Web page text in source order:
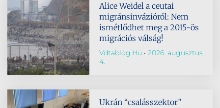
Alice Weidel a ceutai
migránsinvázióról: Nem
ismétlődhet meg a 2015-ös
migrációs válság!
Vdtablog.hu
2026. augusztus
4.
Ukrán “csalásszektor”